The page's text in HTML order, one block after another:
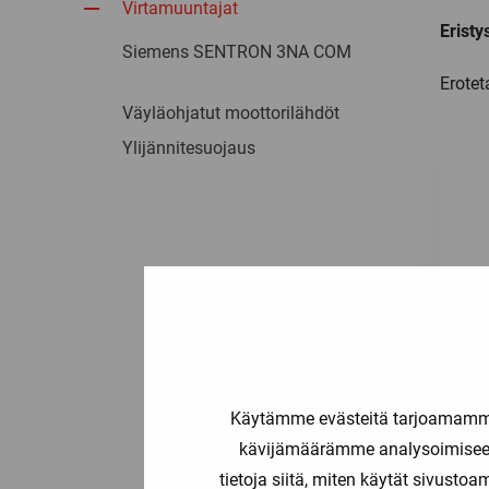
Käytämme evästeitä
kävijämäärämme
tietoja siitä, miten käytät
Virtamuuntajat
Siemens SENTRON 3NA COM
Väyläohjatut moottorilähdöt
Ylijännitesuojaus